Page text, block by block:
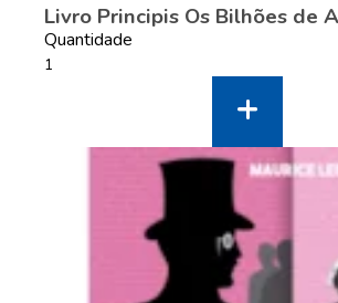
Livro Principis Os Bilhões de
Quantidade